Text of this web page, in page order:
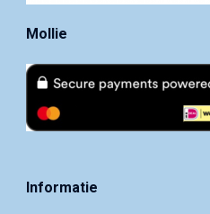
Mollie
Informatie